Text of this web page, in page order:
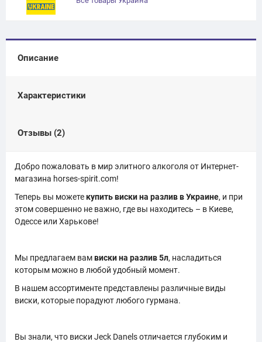
Описание
Характеристики
Отзывы (2)
Добро пожаловать в мир элитного алкоголя от Интернет-
магазина horses-spirit.com!
Теперь вы можетекупить виски на разлив в Украине, и при
этом совершенно не важно, где вы находитесь – в Киеве,
Одессе или Харькове!
Мы предлагаем вамвиски на разлив 5л, насладиться
которым можно в любой удобный момент.
В нашем ассортименте представлены различные виды
виски, которые порадуют любого гурмана.
Вы знали, что виски Jeck Danels отличается глубоким и